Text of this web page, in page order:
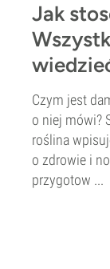
Jak
Czym jest
o niej mówi?
roślina
o zdrowie i
przygotow ...